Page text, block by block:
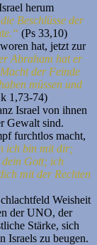
herum
Beschlüsse der
(Ps 33,10)
hat, jetzt zur
Abraham hat er
der Feinde
müssen und
1,73-74)
Israel von ihnen
Gewalt sind.
furchtlos macht,
ich bin mit dir;
dein Gott; ich
mit der Rechten
Weisheit
der UNO, der
Stärke, sich
Israels zu beugen.